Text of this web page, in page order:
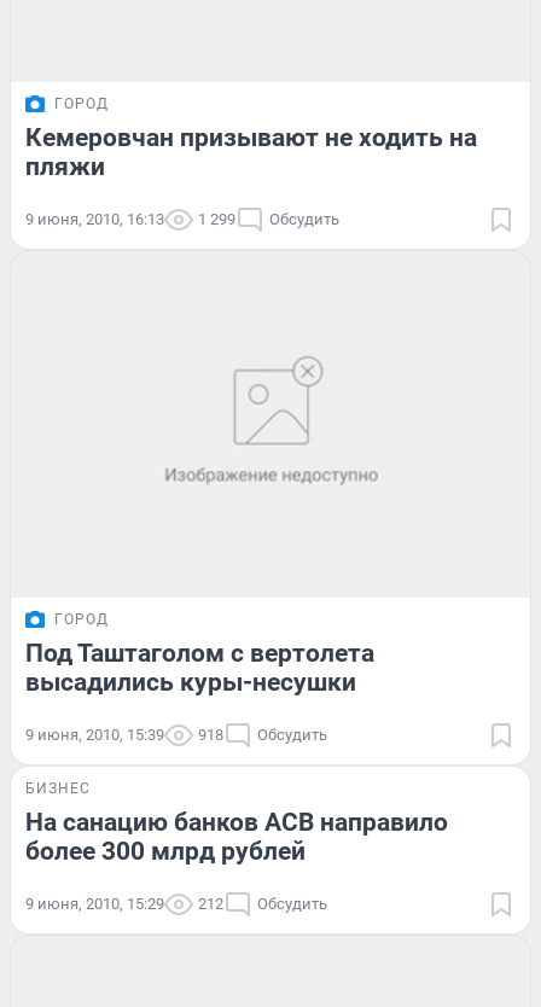
ГОРОД
Кемеровчан призывают не ходить на
пляжи
9 июня, 2010, 16:13 1 299 Обсудить
ГОРОД
Под Таштаголом с вертолета
высадились куры-несушки
9 июня, 2010, 15:39 918 Обсудить
БИЗНЕС
На санацию банков АСВ направило
более 300 млрд рублей
9 июня, 2010, 15:29 212 Обсудить